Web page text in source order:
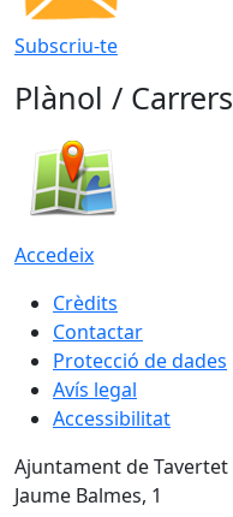
Subscriu-te
Plànol / Carrers
Accedeix
Crèdits
Contactar
Protecció de dades
Avís legal
Accessibilitat
Ajuntament de Tavertet
Jaume Balmes, 1